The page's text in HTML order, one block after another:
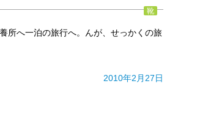
靴
所へ一泊の旅行へ。んが、せっかくの旅
2010年2月27日